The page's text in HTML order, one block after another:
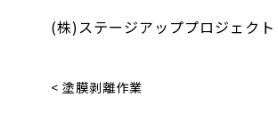
(株)ステージアッププロジェクト
< 塗膜剥離作業